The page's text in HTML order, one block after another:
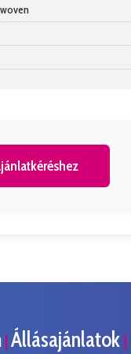
| Állásajánlatok |